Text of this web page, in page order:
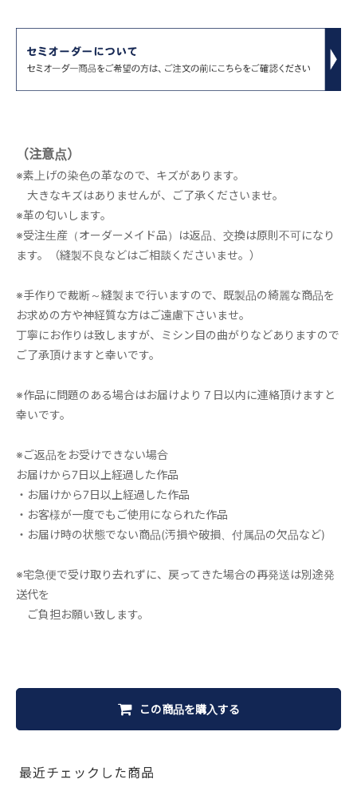
（注意点）
※素上げの染色の革なので、キズがあります。
大きなキズはありませんが、ご了承くださいませ。
※革の匂いします。
※受注生産（オーダーメイド品）は返品、交換は原則不可になり
ます。（縫製不良などはご相談くださいませ。）
※手作りで裁断～縫製まで行いますので、既製品の綺麗な商品を
お求めの方や神経質な方はご遠慮下さいませ。
丁寧にお作りは致しますが、ミシン目の曲がりなどありますので
ご了承頂けますと幸いです。
※作品に問題のある場合はお届けより７日以内に連絡頂けますと
幸いです。
※ご返品をお受けできない場合
お届けから7日以上経過した作品
・お届けから7日以上経過した作品
・お客様が一度でもご使用になられた作品
・お届け時の状態でない商品(汚損や破損、付属品の欠品など)
※宅急便で受け取り去れずに、戻ってきた場合の再発送は別途発
送代を
ご負担お願い致します。
この商品を購入する
最近チェックした商品